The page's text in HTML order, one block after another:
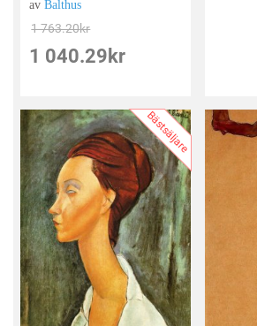
avBalthus
1 763.20kr
1 040.29 kr
Bästsäljare